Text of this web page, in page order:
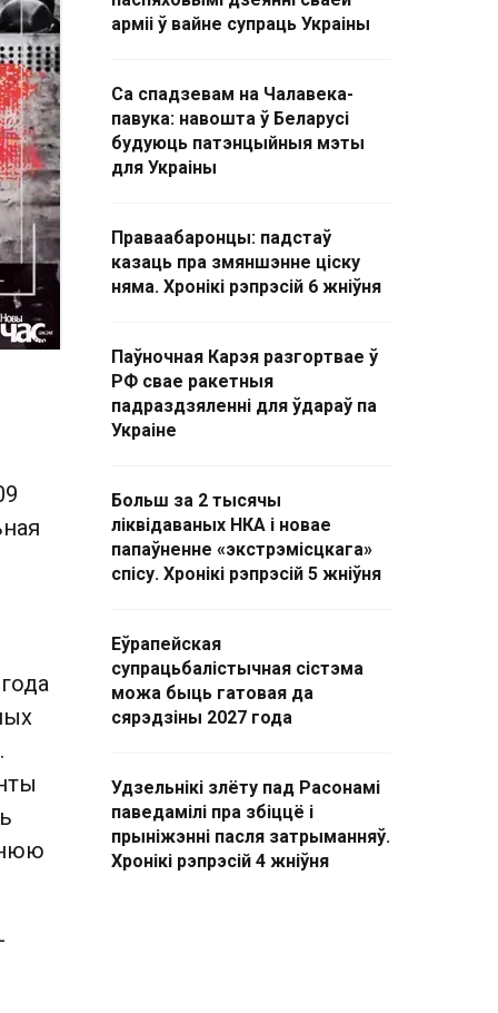
арміі ў вайне супраць Украіны
Са спадзевам на Чалавека-
павука: навошта ў Беларусі
будуюць патэнцыйныя мэты
для Украіны
Праваабаронцы: падстаў
казаць пра змяншэнне ціску
няма. Хронікі рэпрэсій 6 жніўня
Паўночная Карэя разгортвае ў
РФ свае ракетныя
падраздзяленні для ўдараў па
Украіне
Больш за 2 тысячы
ліквідаваных НКА і новае
папаўненне «экстрэмісцкага»
спісу. Хронікі рэпрэсій 5 жніўня
Еўрапейская
супрацьбалістычная сістэма
можа быць гатовая да
сярэдзіны 2027 года
Удзельнікі злёту пад Расонамі
паведамілі пра збіццё і
прыніжэнні пасля затрыманняў.
Хронікі рэпрэсій 4 жніўня